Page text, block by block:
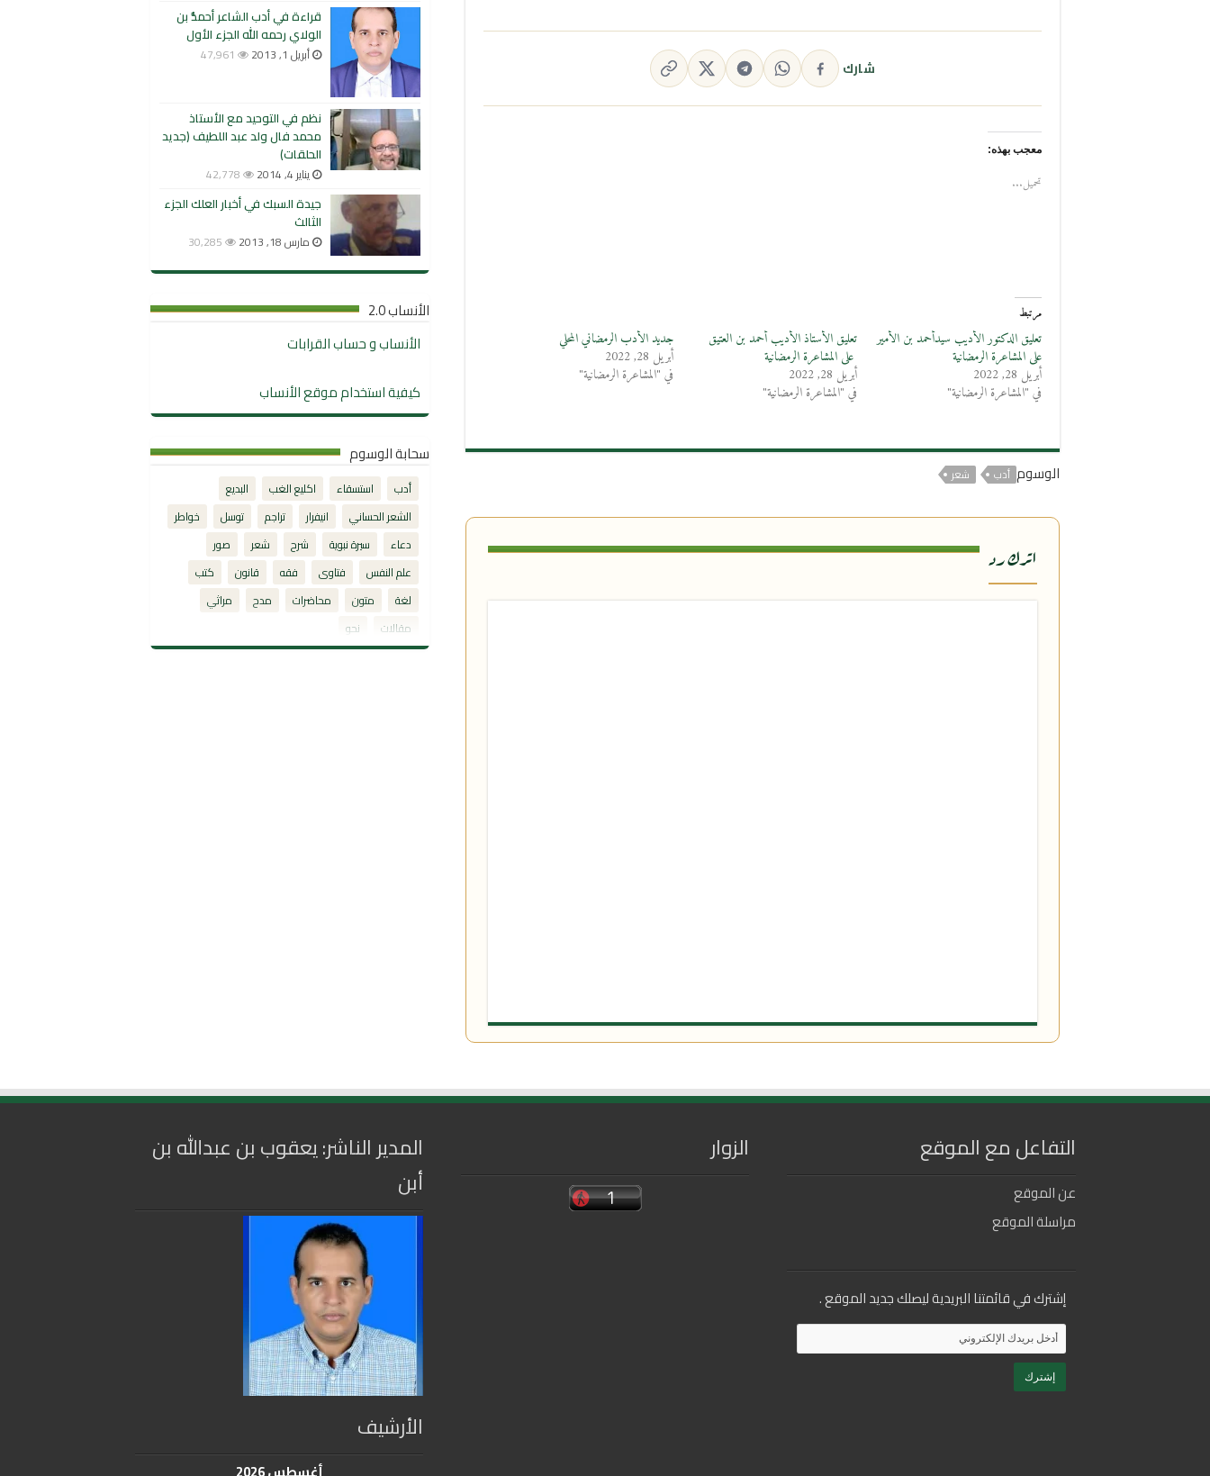
شارك
معجب بهذه:
تحميل...
مرتبط
تعليق الدكتور الأديب سيدأحمد بن الأمير
على المشاعرة الرمضانية
أبريل 28, 2022
في "المشاعرة الرمضانية"
تعليق الأستاذ الأديب أحمد بن العتيق
على المشاعرة الرمضانية
أبريل 28, 2022
في "المشاعرة الرمضانية"
جديد الأدب الرمضاني المحلي
أبريل 28, 2022
في "المشاعرة الرمضانية"
الوسوم أدب شعر
اترك رد
قراءة في أدب الشاعر أحمدُّ بن
الولاي رحمه الله الجزء الأول
أبريل 1, 2013 47,961
نظم في التوحيد مع الأستاذ
محمد فال ولد عبد اللطيف (جديد
الحلقات)
يناير 4, 2014 42,778
جيدة السبك في أخبار العلك الجزء
الثالث
مارس 18, 2013 30,285
الأنساب 2.0
الأنساب و حساب القرابات
كيفية استخدام موقع الأنساب
سحابة الوسوم
أدب استسقاء اكليع الغب
البديع
الشعر الحساني
انيفرار تراجم توسل
خواطر
دعاء
سيرة نبوية شرح شعر
صور
علم النفس
فتاوى فقه قانون
كتب
لغة
متون محاضرات مدح
مراثي
مقالات
نحو
التفاعل مع الموقع
عن الموقع
مراسلة الموقع
إشترك في قائمتنا البريدية ليصلك جديد الموقع .
الزوار
المدير الناشر: يعقوب بن عبدالله بن
أبن
الأرشيف